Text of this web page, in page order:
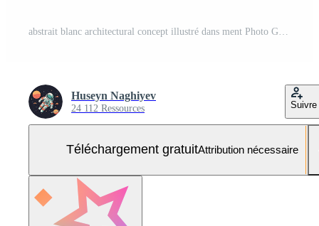
Huseyn Naghiyev
24 112 Ressources Suivre
Téléchargement gratuitAttribution nécessaire